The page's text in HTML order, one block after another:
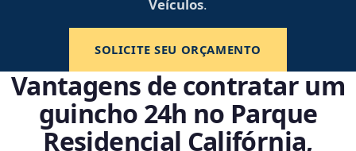
Veículos.
SOLICITE SEU ORÇAMENTO
Vantagens de contratar um
guincho 24h no Parque
Residencial Califórnia,